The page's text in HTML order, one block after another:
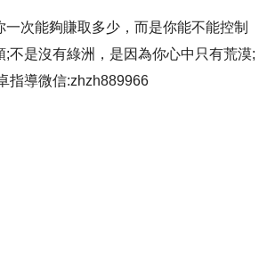
次能夠賺取多少，而是你能不能控制
不是沒有綠洲，是因為你心中只有荒漠;
指導微信:zhzh889966